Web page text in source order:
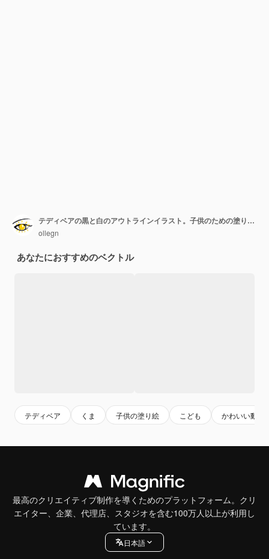
テディベアの黒と白のアウトラインイラスト。子供のための塗り絵やページ。
ollegn
あなたにおすすめのベクトル
テディベア くま 子供の塗り絵 こども かわいい動物
最高のクリエイティブ制作を導くためのプラットフォーム。クリ
エイター、企業、代理店、スタジオを含む100万人以上が利用し
ています。
日本語